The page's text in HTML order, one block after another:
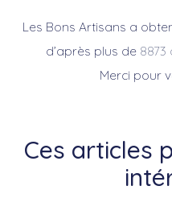
Les Bons Artisans a
d’après plus de 8873
Merci pour
Ces articles